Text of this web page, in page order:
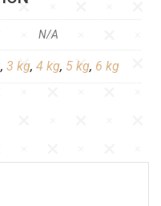
N/A
, 3 kg, 4 kg, 5 kg, 6 kg